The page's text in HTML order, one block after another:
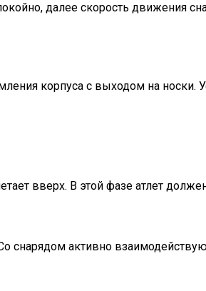
далее скорость движения
корпуса с выходом на
вверх. В этой фазе атлет
снарядом активно